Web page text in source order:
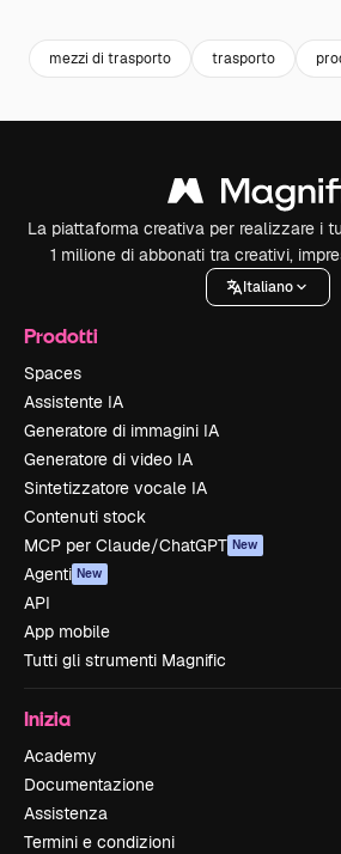
mezzi di trasporto trasporto
La piattaforma creativa per realizzare i
1 milione di abbonati tra creativi,
Italiano
Prodotti
Spaces
Assistente IA
Generatore di immagini IA
Generatore di video IA
Sintetizzatore vocale IA
Contenuti stock
MCP per Claude/ChatGPT New
Agenti New
API
App mobile
Tutti gli strumenti Magnific
Inizia
Academy
Documentazione
Assistenza
Termini e condizioni